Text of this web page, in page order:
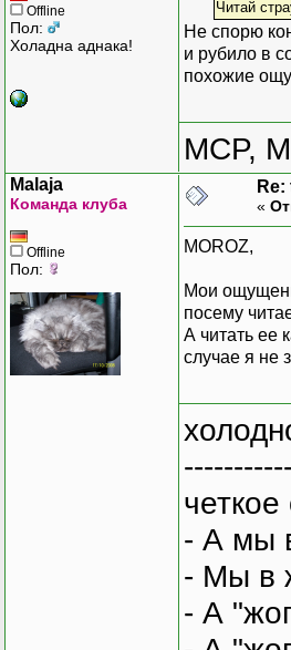
Offline
Пол:
Холадна аднака!
Читай
Не спорю
и рубило в
похожие
MCP,
Malaja
Команда клуба
Offline
Пол:
«
MOROZ,
Мои
посему
А читать ее
случае я не
- А мы
- Мы в
- А